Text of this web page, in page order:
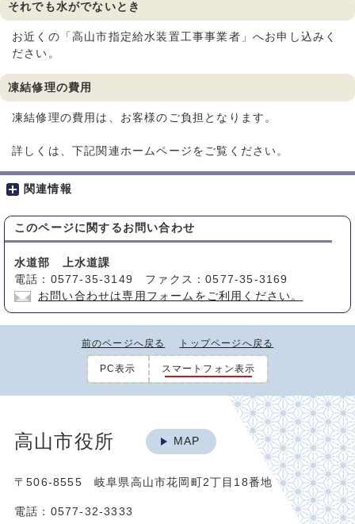
それでも水がでないとき
お近くの「高山市指定給水装置工事事業者」へお申し込みく
ださい。
凍結修理の費用
凍結修理の費用は、お客様のご負担となります。
詳しくは、下記関連ホームページをご覧ください。
関連情報
このページに関する お問い合わせ
水道部 上水道課
電話：0577-35-3149 ファクス：0577-35-3169
お問い合わせは専用フォームをご利用ください。
前のページへ戻る トップページへ戻る
PC表示 スマートフォン表示
高山市役所 MAP
〒506-8555 岐阜県高山市花岡町2丁目18番地
電話：0577-32-3333